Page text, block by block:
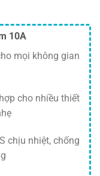
₫.
10A
mọi không gian
cho nhiều thiết
chịu nhiệt, chống